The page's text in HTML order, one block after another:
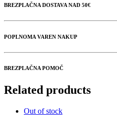
BREZPLAČNA DOSTAVA NAD 50€
POPLNOMA VAREN NAKUP
BREZPLAČNA POMOČ
Related products
Out of stock